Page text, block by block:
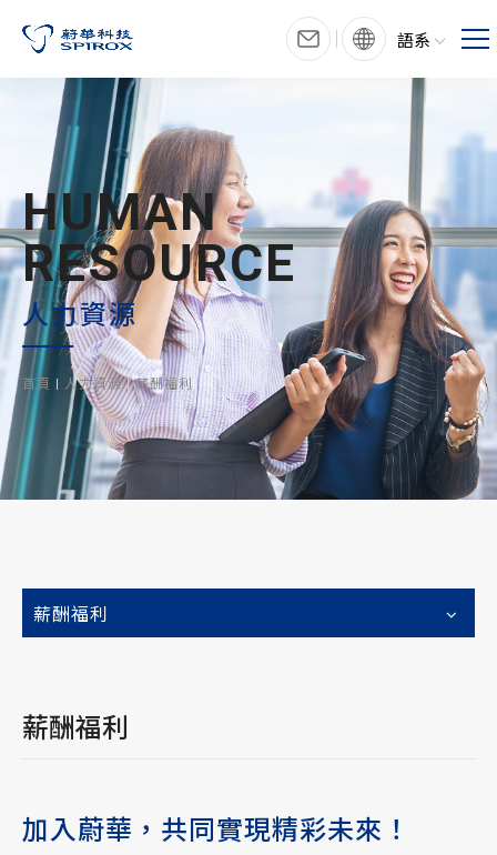
語系
HUMAN
RESOURCE
人力資源
首頁 人力資源 薪酬福利
薪酬福利
薪酬福利
加入蔚華，共同實現精彩未來！